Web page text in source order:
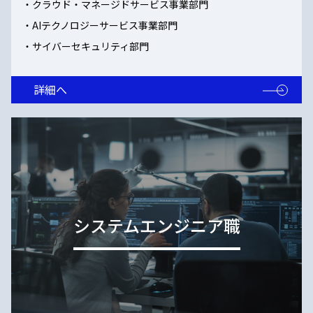
クラウド・マネージドサービス事業部門
AIテクノロジーサービス事業部門
サイバーセキュリティ部門
詳細へ
システムエンジニア職